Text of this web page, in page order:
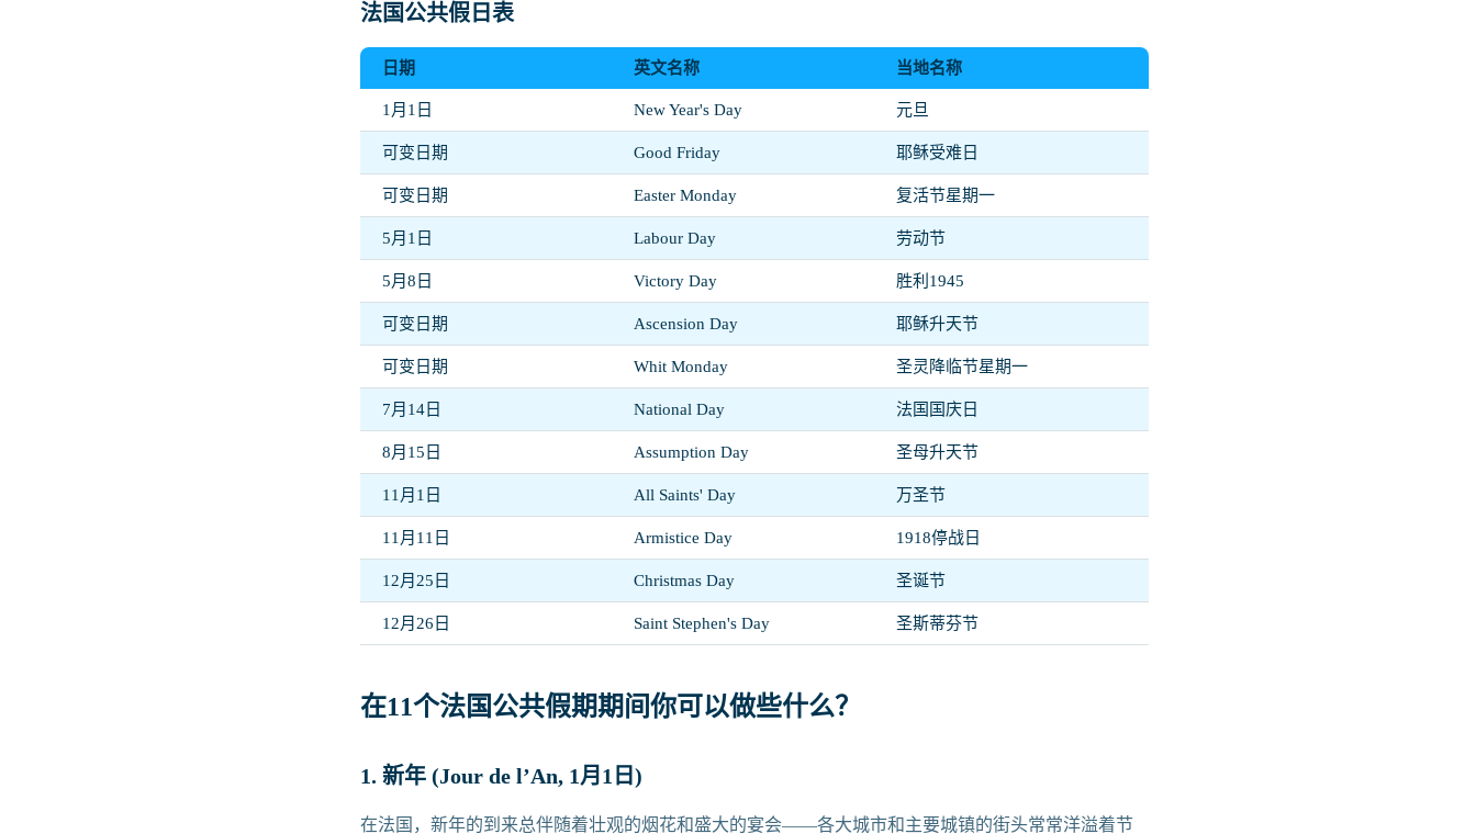
法国公共假日表
日期 英文名称 当地名称
1月1日 New Year's Day 元旦
可变日期 Good Friday 耶稣受难日
可变日期 Easter Monday 复活节星期一
5月1日 Labour Day 劳动节
5月8日 Victory Day 胜利1945
可变日期 Ascension Day 耶稣升天节
可变日期 Whit Monday 圣灵降临节星期一
7月14日 National Day 法国国庆日
8月15日 Assumption Day 圣母升天节
11月1日 All Saints' Day 万圣节
11月11日 Armistice Day 1918停战日
12月25日 Christmas Day 圣诞节
12月26日 Saint Stephen's Day 圣斯蒂芬节
在11个法国公共假期期间你可以做些什么？
1. 新年 (Jour de l’An, 1月1日)
在法国，新年的到来总伴随着壮观的烟花和盛大的宴会——各大城市和主要城镇的街头常常洋溢着节